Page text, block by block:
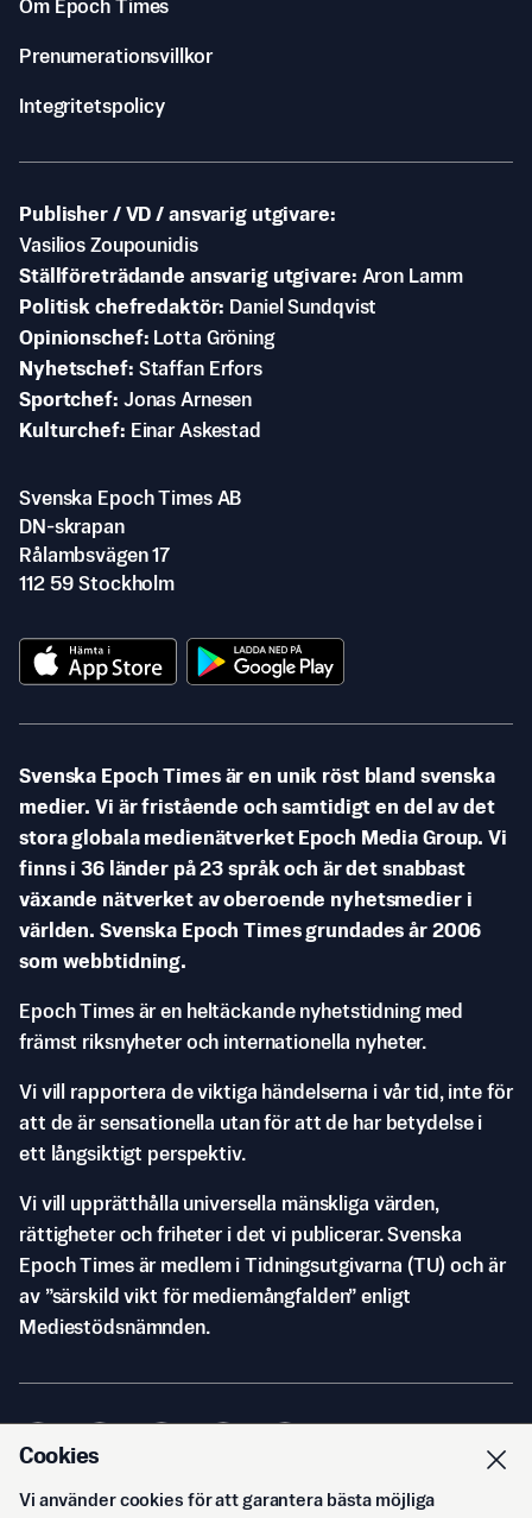
Om Epoch Times
Prenumerationsvillkor
Integritetspolicy
Publisher / VD / ansvarig utgivare
Vasilios Zoupounidis
Ställföreträdande ansvarig utgivare Aron Lamm
Politisk chefredaktör
Daniel Sundqvist
Opinionschef
Lotta Gröning
Nyhetschef Staffan Erfors
Sportchef Jonas Arnesen
Kulturchef
Einar Askestad
Svenska Epoch Times AB
DN-skrapan
Rålambsvägen 17
112 59 Stockholm
Svenska Epoch Times är en unik röst bland svenska
medier. Vi är fristående och samtidigt en del av det
stora globala medienätverket Epoch Media Group. Vi
finns i 36 länder på 23 språk och är det snabbast
växande nätverket av oberoende nyhetsmedier i
världen. Svenska Epoch Times grundades år 2006
som webbtidning.
Epoch Times är en heltäckande nyhetstidning med
främst riksnyheter och internationella nyheter.
Vi vill rapportera de viktiga händelserna i vår tid, inte för
att de är sensationella utan för att de har betydelse i
ett långsiktigt perspektiv.
Vi vill upprätthålla universella mänskliga värden,
rättigheter och friheter i det vi publicerar. Svenska
Epoch Times är medlem i Tidningsutgivarna (TU) och är
av ”särskild vikt för mediemångfalden” enligt
Mediestödsnämnden.
© Svenska Epoch Times AB2026
Cookies
Vi använder cookies för att garantera bästa möjliga